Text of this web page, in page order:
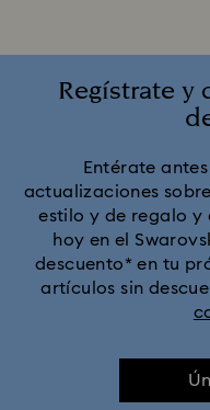
Regístrate y
Entérate
actualizaciones
estilo y de regalo y
hoy en el
descuento* en tu
artículos sin